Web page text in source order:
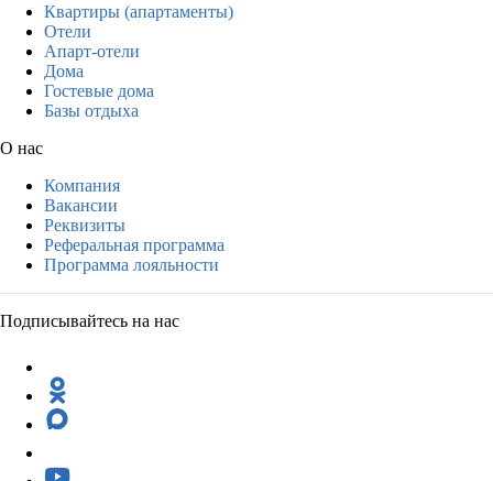
Квартиры (апартаменты)
Отели
Апарт-отели
Дома
Гостевые дома
Базы отдыха
О нас
Компания
Вакансии
Реквизиты
Реферальная программа
Программа лояльности
Подписывайтесь на нас